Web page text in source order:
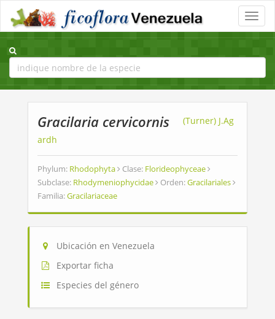
Toggle
Gracilaria cervicornis
(Turner) J.Ag
ardh
Phylum: Rhodophyta Clase: Florideophyceae
Subclase: Rhodymeniophycidae Orden:Gracilariales
Familia:Gracilariaceae
Ubicación en Venezuela
Exportar ficha
Especies del género